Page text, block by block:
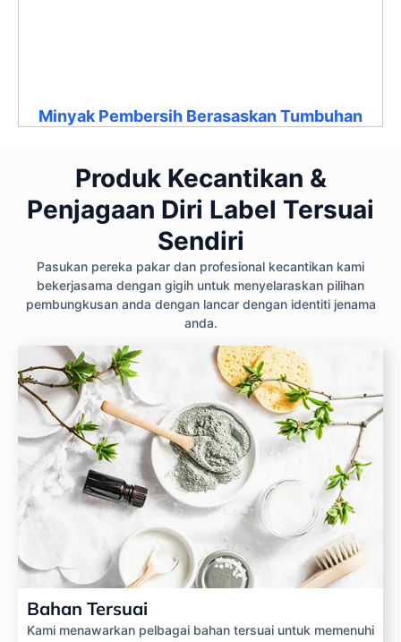
Minyak Pembersih Berasaskan Tumbuhan
Produk Kecantikan &
Penjagaan Diri Label Tersuai
Sendiri
Pasukan pereka pakar dan profesional kecantikan kami
bekerjasama dengan gigih untuk menyelaraskan pilihan
pembungkusan anda dengan lancar dengan identiti jenama
anda.
Bahan Tersuai
Kami menawarkan pelbagai bahan tersuai untuk memenuhi